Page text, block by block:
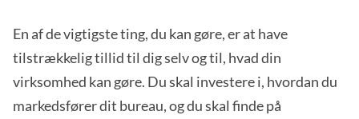
En af de vigtigste ting, du kan gøre, er at have
tilstrækkelig tillid til dig selv og til, hvad din
virksomhed kan gøre. Du skal investere i, hvordan du
markedsfører dit bureau, og du skal finde på